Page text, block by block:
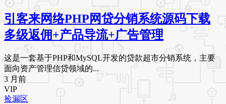
引客来网络PHP网贷分销系统源码下载
多级返佣+产品导流+广告管理
这是一套基于PHP和MySQL开发的贷款超市分销系统，主要
面向资产管理信贷领域的...
3 月前
VIP
捡漏区